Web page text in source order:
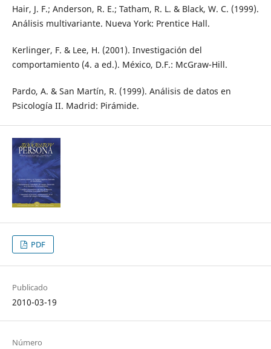
Hair, J. F.; Anderson, R. E.; Tatham, R. L. & Black, W. C. (1999).
Análisis multivariante. Nueva York: Prentice Hall.
Kerlinger, F. & Lee, H. (2001). Investigación del
comportamiento (4. a ed.). México, D.F.: McGraw-Hill.
Pardo, A. & San Martín, R. (1999). Análisis de datos en
Psicología II. Madrid: Pirámide.
PDF
Publicado
2010-03-19
Número